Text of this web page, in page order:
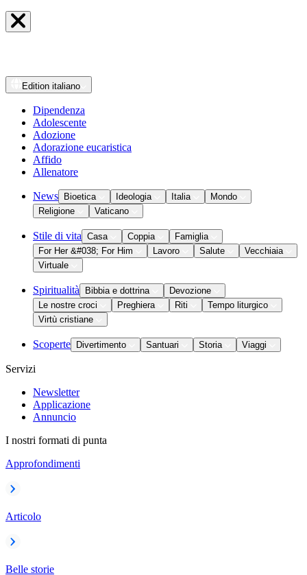
Edition italiano
Dipendenza
Adolescente
Adozione
Adorazione eucaristica
Affido
Allenatore
News Bioetica Ideologia Italia
Mondo
Religione
Vaticano
Stile di vita Casa Coppia
Famiglia
For Her &#038; For Him
Lavoro Salute
Vecchiaia
Virtuale
Spiritualità Bibbia e dottrina
Devozione
Le nostre croci
Preghiera Riti
Tempo liturgico
Virtù cristiane
Scoperte Divertimento Santuari Storia Viaggi
Servizi
Newsletter
Applicazione
Annuncio
I nostri formati di punta
Approfondimenti
Articolo
Belle storie